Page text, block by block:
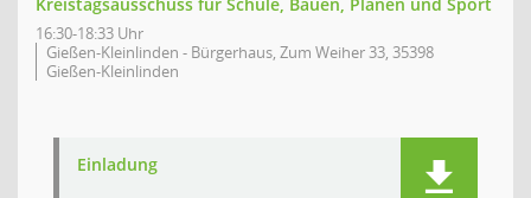
16:30-18:33 Uhr
Gießen-Kleinlinden - Bürgerhaus, Zum Weiher 33, 35398
Gießen-Kleinlinden
Einladung